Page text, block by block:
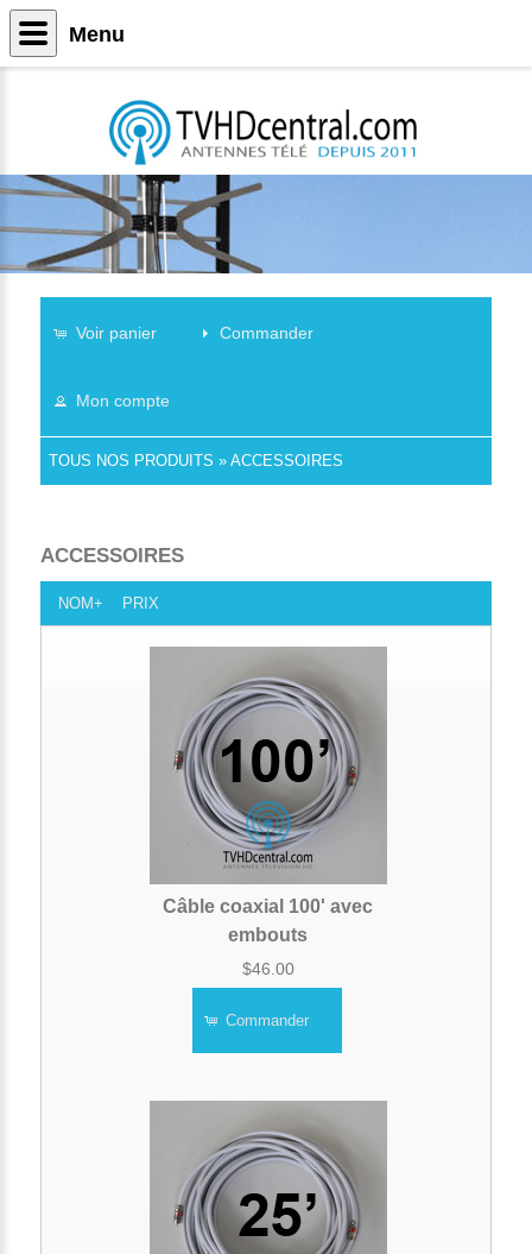
Voir panier Commander
Mon compte
TOUS NOS PRODUITS » ACCESSOIRES
ACCESSOIRES
NOM+ PRIX
Câble coaxial 100' avec
embouts
$46.00
Commander
Menu